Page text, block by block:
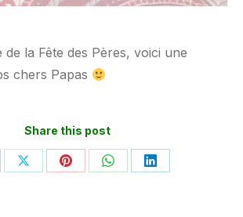
de la Fête des Pères, voici une
chers Papas
Share this post
PartagerPartagerPartagerPartager